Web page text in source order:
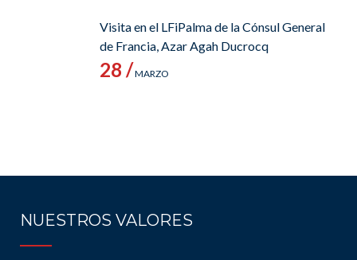
Visita en el LFiPalma de la Cónsul General
de Francia, Azar Agah Ducrocq
28 /MARZO
NUESTROS VALORES